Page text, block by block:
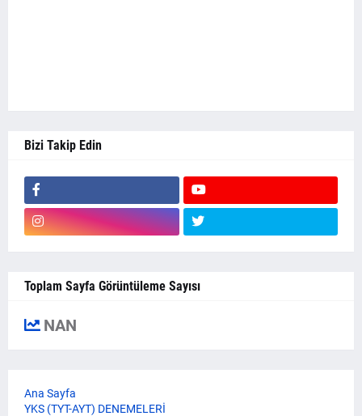
Bizi Takip Edin
Toplam Sayfa Görüntüleme Sayısı
NAN
Ana Sayfa
YKS (TYT-AYT) DENEMELERİ